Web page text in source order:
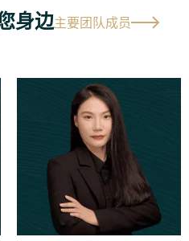
身边主要团队成员